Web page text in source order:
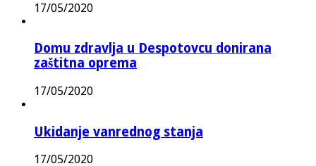
17/05/2020
Domu zdravlja u Despotovcu donirana
zaštitna oprema
17/05/2020
Ukidanje vanrednog stanja
17/05/2020